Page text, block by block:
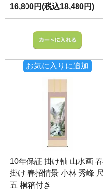
16,800円(税込18,480円)
お気に入りに追加
10年保証 掛け軸 山水画 春
掛け 春招情景 小林 秀峰 尺
五 桐箱付き